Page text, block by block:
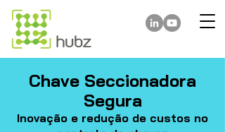
Chave Seccionadora
Segura
Inovação e redução de custos no